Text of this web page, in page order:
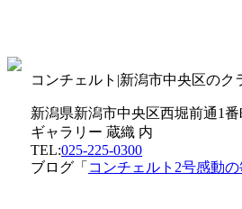
コンチェルト|新潟市中央区のク
新潟県新潟市中央区西堀前通1番
ギャラリー 蔵織 内
TEL:025-225-0300
ブログ「 コンチェルト2号感動の